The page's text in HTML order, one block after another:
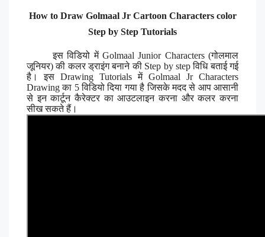
How to Draw Golmaal Jr Cartoon Characters color
Step by Step Tutorials
इस विडियो में Golmaal Junior Characters (गोलमाल
जूनियर) की कलर ड्राइंग बनाने की Step by step विधि बताई गई
है। इस Drawing Tutorials में Golmaal Jr Characters
Drawing का 5 विडियो दिया गया है जिसके मदद से आप आसानी
से इन कार्टून कैरेक्टर का आउटलाइन करना और कलर करना
सीख सकते हैं।